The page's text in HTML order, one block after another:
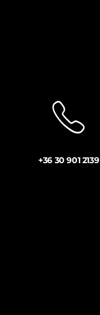
+36 30 901 2139